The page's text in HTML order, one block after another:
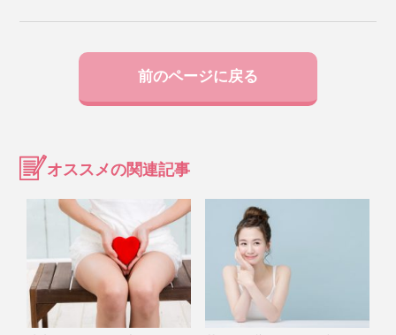
前のページに戻る
オススメの関連記事